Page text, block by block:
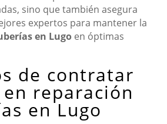
sino que también asegura
expertos para mantener la
en Lugo en óptimas
de contratar
reparación
en Lugo